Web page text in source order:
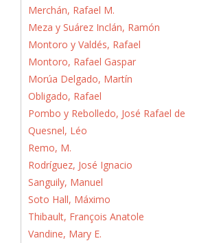
Merchán, Rafael M.
Meza y Suárez Inclán, Ramón
Montoro y Valdés, Rafael
Montoro, Rafael Gaspar
Morúa Delgado, Martín
Obligado, Rafael
Pombo y Rebolledo, José Rafael de
Quesnel, Léo
Remo, M.
Rodríguez, José Ignacio
Sanguily, Manuel
Soto Hall, Máximo
Thibault, François Anatole
Vandine, Mary E.